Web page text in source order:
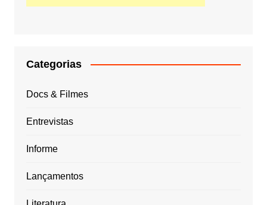
Categorias
Docs & Filmes
Entrevistas
Informe
Lançamentos